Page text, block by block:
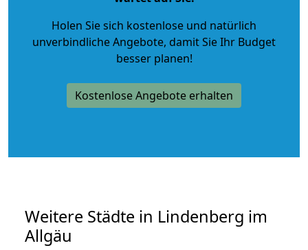
Holen Sie sich kostenlose und natürlich
unverbindliche Angebote, damit Sie Ihr Budget
besser planen!
Kostenlose Angebote erhalten
Weitere Städte in Lindenberg im
Allgäu